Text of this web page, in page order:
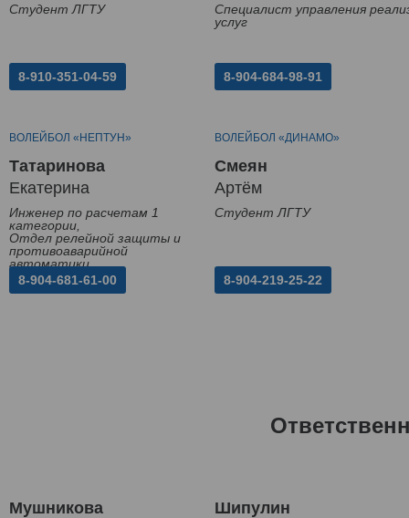
Студент ЛГТУ
8-910-351-04-59
Специалист управления
услуг
8-904-684-98-91
ВОЛЕЙБОЛ «НЕПТУН»
Татаринова
Екатерина
Инженер по расчетам 1
категории,
Отдел релейной защиты и
противоаварийной
автоматики
8-904-681-61-00
ВОЛЕЙБОЛ «ДИНАМО»
Смеян
Артём
Студент ЛГТУ
8-904-219-25-22
Мушникова
Шипулин